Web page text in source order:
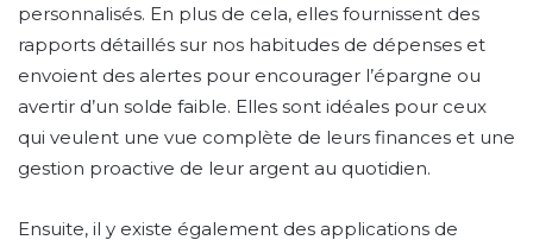
personnalisés. En plus de cela, elles fournissent des
rapports détaillés sur nos habitudes de dépenses et
envoient des alertes pour encourager l’épargne ou
avertir d’un solde faible. Elles sont idéales pour ceux
qui veulent une vue complète de leurs finances et une
gestion proactive de leur argent au quotidien.
Ensuite, il y existe également des applications de